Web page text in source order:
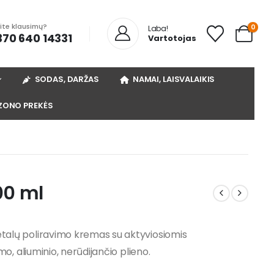
klausimų?
640 14331
Laba!
Vartotojas
0
SODAS, DARŽAS NAMAI, LAISVALAIKIS
PREKĖS
ml
poliravimo kremas su aktyviosiomis
aliuminio, nerūdijančio plieno.